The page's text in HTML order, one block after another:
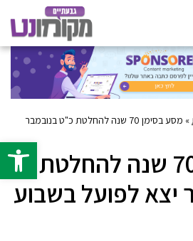
פתח
»
מסע בסימן 70 שנה להחלטת כ"ט בנובמבר
מסע בסימן 70 שנה להחלטת
יצא לפועל בשבוע